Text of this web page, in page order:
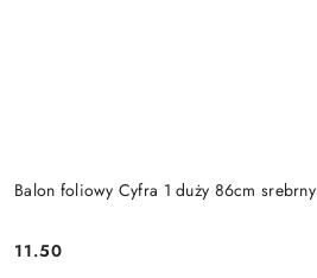
Balon foliowy Cyfra 1 duży 86cm srebrny
Cena:
11.50